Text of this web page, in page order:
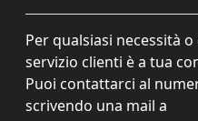
Per qualsiasi necessità
servizio clienti è a tua
Puoi contattarci al
scrivendo una mail a